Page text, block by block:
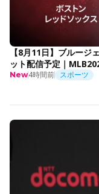
【8月11日】ブルージ
ット配信予定｜
New4時間前 スポーツ